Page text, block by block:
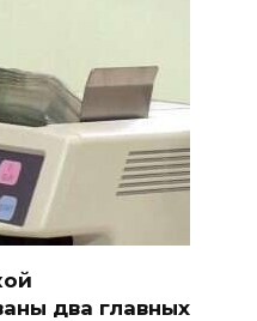
два главных